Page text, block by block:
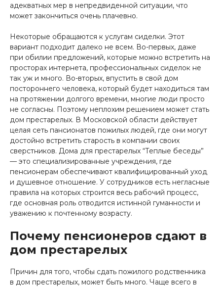
адекватных мер в непредвиденной ситуации, что
может закончиться очень плачевно.
Некоторые обращаются к услугам сиделки. Этот
вариант подходит далеко не всем. Во-первых, даже
при обилии предложений, которые можно встретить на
просторах интернета, профессиональных сиделок не
так уж и много. Во-вторых, впустить в свой дом
постороннего человека, который будет находиться там
на протяжении долгого времени, многие люди просто
не согласны. Поэтому неплохим решением может стать
дом престарелых. В Московской области действует
целая сеть пансионатов пожилых людей, где они могут
достойно встретить старость в компании своих
сверстников. Дома для престарелых “Теплые беседы”
— это специализированные учреждения, где
пенсионерам обеспечивают квалифицированный уход
и душевное отношение. У сотрудников есть негласные
правила на которых строится весь рабочий процесс,
где основная роль отводится истинной гуманности и
уважению к почтенному возрасту.
Почему пенсионеров сдают в
дом престарелых
Причин для того, чтобы сдать пожилого родственника
в дом престарелых, может быть много. Чаще всего в